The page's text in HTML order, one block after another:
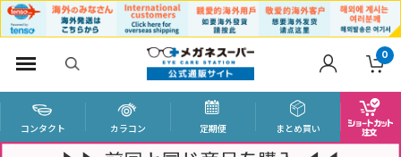
0
コンタクト カラコン 定期便 まとめ買い